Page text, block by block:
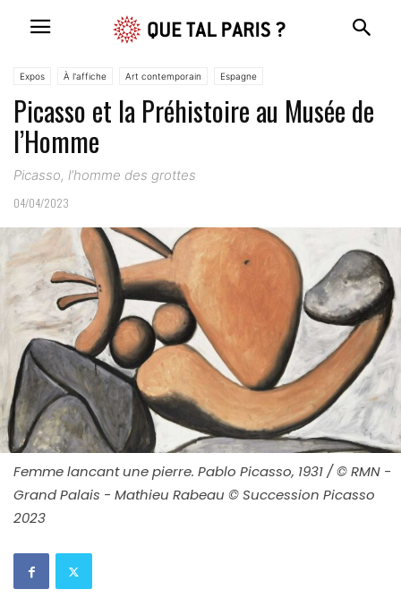
Expos À l'affiche Art contemporain Espagne
Picasso et la Préhistoire au Musée de
l’Homme
Picasso, l’homme des grottes
04/04/2023
Femme lancant une pierre. Pablo Picasso, 1931 / © RMN -
Grand Palais - Mathieu Rabeau © Succession Picasso
2023